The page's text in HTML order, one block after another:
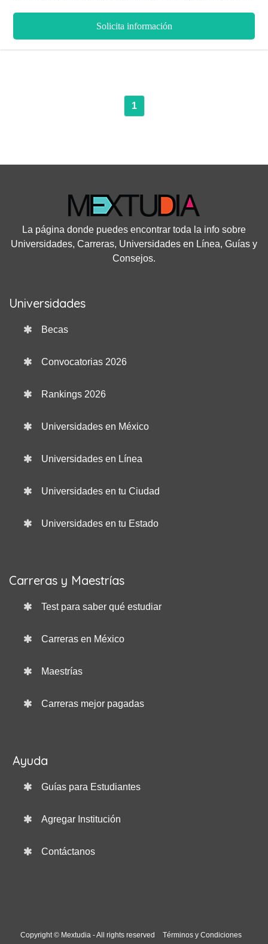
necesitas para desenvolverte con soltura en la planeación
estratégica que permite canalizar de forma racional los costos
Solicita información
1
La página donde puedes encontrar toda la info sobre
Universidades, Carreras, Universidades en Línea, Guías y
Consejos.
Universidades
Becas
Convocatorias 2026
Rankings 2026
Universidades en México
Universidades en Línea
Universidades en tu Ciudad
Universidades en tu Estado
Carreras y Maestrías
Test para saber qué estudiar
Carreras en México
Maestrías
Carreras mejor pagadas
Ayuda
Guías para Estudiantes
Agregar Institución
Contáctanos
Copyright © Mextudia - All rights reserved Términos y Condiciones